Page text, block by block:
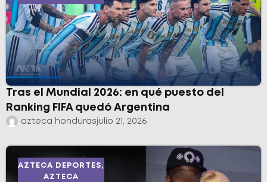
Tras el Mundial 2026: en qué puesto del
Ranking FIFA quedó Argentina
azteca hondurasjulio 21, 2026
AZTECA DEPORTES,
AZTECA